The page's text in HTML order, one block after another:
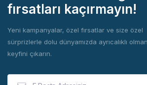
fırsatları kaçırmayın!
Yeni kampanyalar, özel fırsatlar ve size özel
sürprizlerle dolu dünyamızda ayrıcalıklı
keyfini çıkarın.